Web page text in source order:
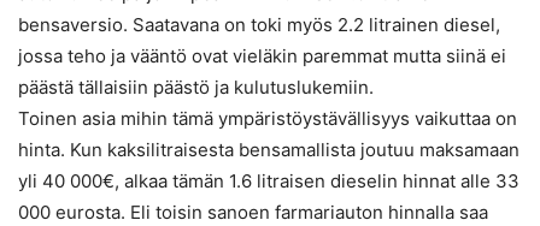
bensaversio. Saatavana on toki myös 2.2 litrainen diesel,
jossa teho ja vääntö ovat vieläkin paremmat mutta siinä ei
päästä tällaisiin päästö ja kulutuslukemiin.
Toinen asia mihin tämä ympäristöystävällisyys vaikuttaa on
hinta. Kun kaksilitraisesta bensamallista joutuu maksamaan
yli 40 000€, alkaa tämän 1.6 litraisen dieselin hinnat alle 33
000 eurosta. Eli toisin sanoen farmariauton hinnalla saa